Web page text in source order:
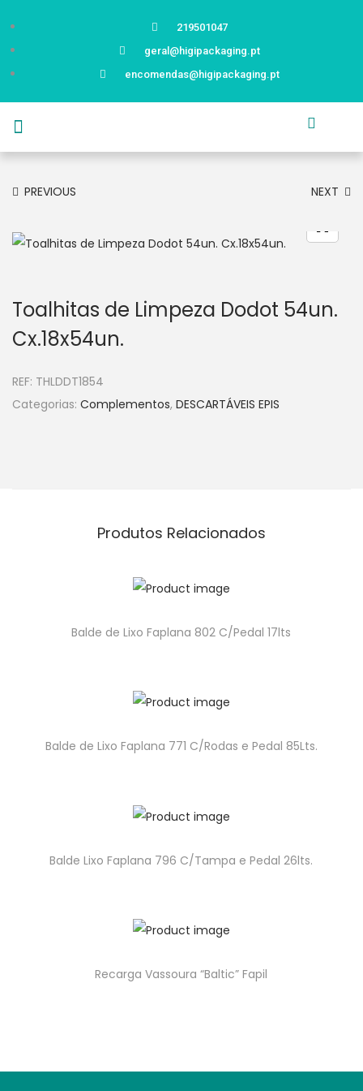
219501047
geral@higipackaging.pt
encomendas@higipackaging.pt
PREVIOUS NEXT
Toalhitas de Limpeza Dodot 54un.
Cx.18x54un.
REF: THLDDT1854
Categorias: Complementos, DESCARTÁVEIS EPIS
Produtos Relacionados
Balde de Lixo Faplana 802 C/Pedal 17lts
Balde de Lixo Faplana 771 C/Rodas e Pedal 85Lts.
Balde Lixo Faplana 796 C/Tampa e Pedal 26lts.
Recarga Vassoura “Baltic” Fapil